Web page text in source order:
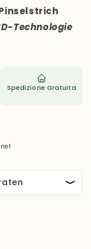
Technologie
Spedizione Gratuita